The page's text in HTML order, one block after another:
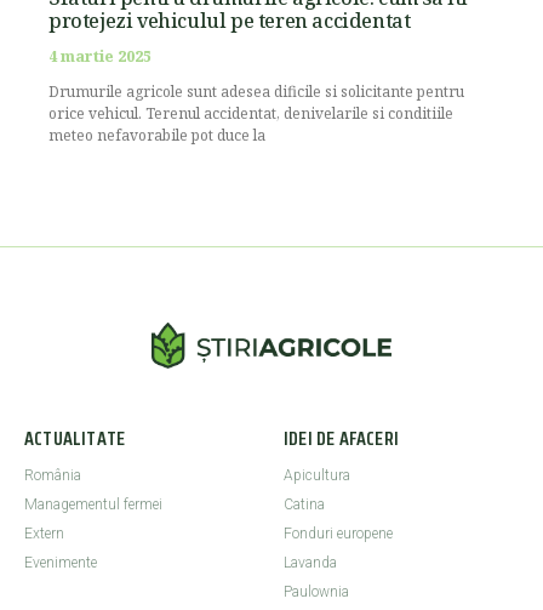
protejezi vehiculul pe teren accidentat
4 martie 2025
Drumurile agricole sunt adesea dificile si solicitante pentru
orice vehicul. Terenul accidentat, denivelarile si conditiile
meteo nefavorabile pot duce la
ACTUALITATE
România
Managementul fermei
Extern
Evenimente
IDEI DE AFACERI
Apicultura
Catina
Fonduri europene
Lavanda
Paulownia